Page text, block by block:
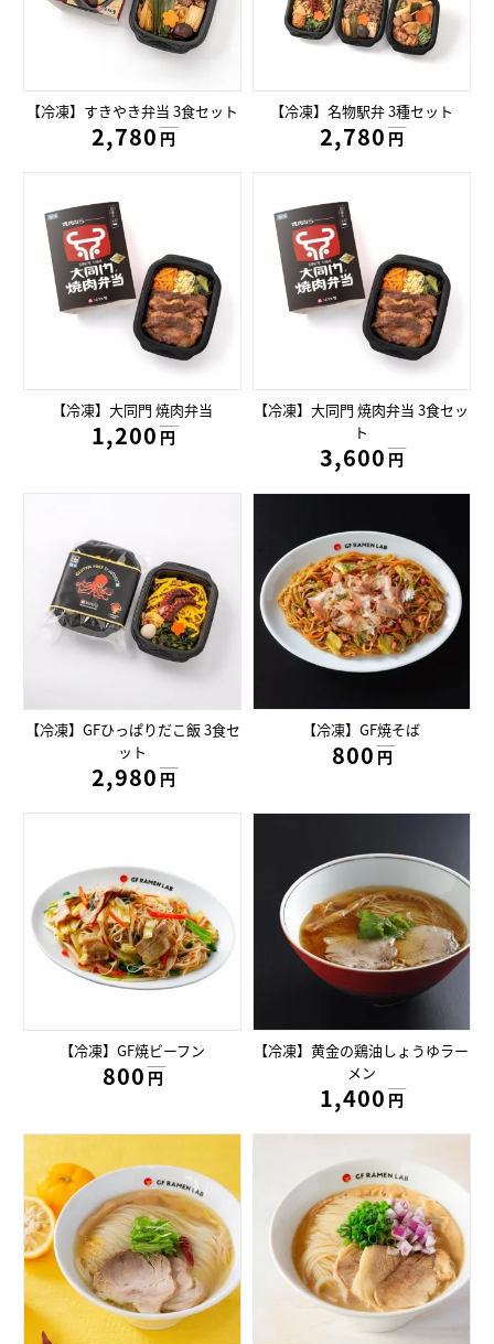
【冷凍】すきやき弁当 3食セット
2,780円
円
【冷凍】名物駅弁 3種セット
2,780円
円
【冷凍】大同門 焼肉弁当
1,200円
円
【冷凍】大同門 焼肉弁当 3食セッ
ト
3,600円
円
【冷凍】GFひっぱりだこ飯 3食セ
ット
2,980円
円
【冷凍】GF焼そば
800円
円
【冷凍】GF焼ビーフン
800円
円
【冷凍】黄金の鶏油しょうゆラー
メン
1,400円
円